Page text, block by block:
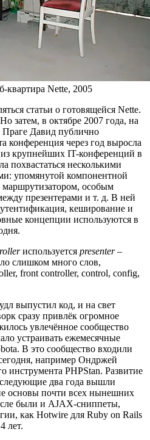
квартира Nette, 2005
статьи о готовящейся Nette.
затем, в октябре 2007 года, на
Праге Давид публично
конференция через год выросла
крупнейших IT-конференций в
похвастаться несколькими
упомянутой компонентной
особым
презентерами и т. д. В ней
кеширование и
концепции используются в
используется presenter–
слишком много слов,
front controller, control, config,
выпустил код, и на свет
сразу привлёк огромное
увлечённое сообщество
устраивать ежемесячные
В это сообщество входили
например Ондржей
инструмента PHPStan. Развитие
два года вышли
основы почти всех нынешних
были и AJAX-сниппеты,
как Hotwire для Ruby on Rails
лет.